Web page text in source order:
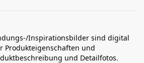
Inspirationsbilder sind digital
Produkteigenschaften und
und Detailfotos.